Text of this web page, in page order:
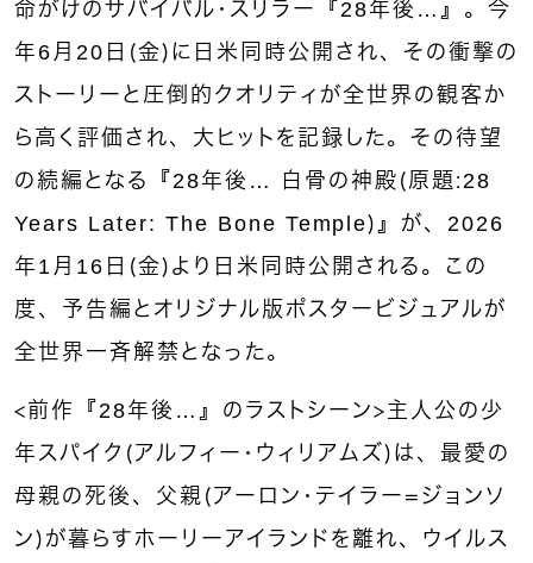
命がけのサバイバル・スリラー『28年後…』。今
年6月20日（金）に日米同時公開され、その衝撃の
ストーリーと圧倒的クオリティが全世界の観客か
ら高く評価され、大ヒットを記録した。その待望
の続編となる『28年後… 白骨の神殿（原題：28
Years Later: The Bone Temple）』が、2026
年1月16日（金）より日米同時公開される。この
度、予告編とオリジナル版ポスタービジュアルが
全世界一斉解禁となった。
＜前作『28年後…』のラストシーン＞主人公の少
年スパイク（アルフィー・ウィリアムズ）は、最愛の
母親の死後、父親（アーロン・テイラー＝ジョンソ
ン）が暮らすホーリーアイランドを離れ、ウイルス